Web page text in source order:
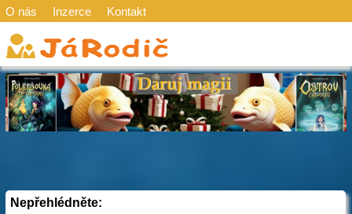
O nás Inzerce Kontakt
Nepřehlédněte: